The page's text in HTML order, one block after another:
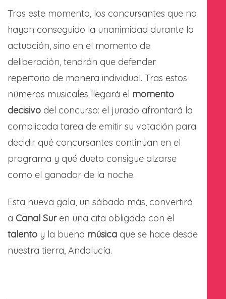
Tras este momento, los concursantes que no
hayan conseguido la unanimidad durante la
actuación, sino en el momento de
deliberación, tendrán que defender
repertorio de manera individual. Tras estos
números musicales llegará el momento
decisivo del concurso: el jurado afrontará la
complicada tarea de emitir su votación para
decidir qué concursantes continúan en el
programa y qué dueto consigue alzarse
como el ganador de la noche.
Esta nueva gala, un sábado más, convertirá
a Canal Suren una cita obligada con el
talento y la buena música que se hace desde
nuestra tierra, Andalucía.